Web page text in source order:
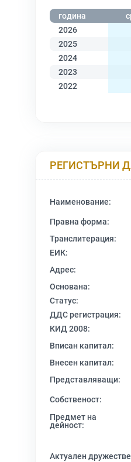
година
2026
2025
2024
2023
2022
РЕГИСТЪРНИ
Наименование:
Правна форма:
Транслитерация:
ЕИК:
Адрес:
Основана:
Статус:
ДДС регистрация:
КИД 2008:
Вписан капитал:
Внесен капитал:
Представляващи:
Собственост:
Предмет на
дейност:
Актуален